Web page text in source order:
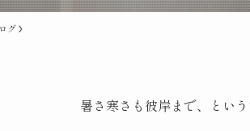
グ
暑さ寒さも彼岸まで、という